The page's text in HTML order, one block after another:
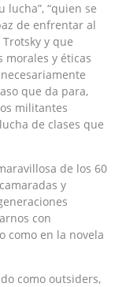
“quien se
de enfrentar al
y que
morales y éticas
que da para,
militantes
de clases que
de los 60
y
con
como en la novela
como outsiders,